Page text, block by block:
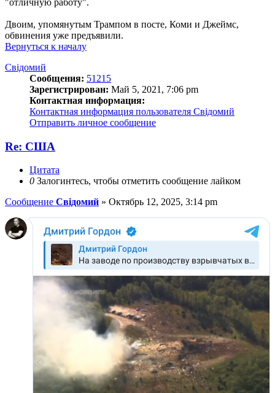
Двоим, упомянутым Трампом в посте, Коми и Джеймс,
обвинения уже предъявили.
Вернуться к началу
Свідомий
Сообщения: 51215
Зарегистрирован: Май 5, 2021, 7:06 pm
Контактная информация:
Контактная информация пользователя Свідомий
Отправить личное сообщение
Re: США
Цитата
0 Залогинтесь, чтобы отметить сообщение лайком
Сообщение Свідомий » Октябрь 12, 2025, 3:14 pm